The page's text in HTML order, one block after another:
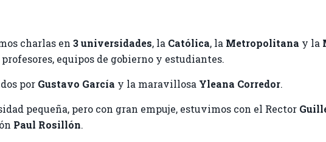
charlas en 3 universidades, la Católica, la Metropolitana y la
equipos de gobierno y estudiantes.
por Gustavo García y la maravillosa Yleana Corredor.
pequeña, pero con gran empuje, estuvimos con el Rector
Paul Rosillón.